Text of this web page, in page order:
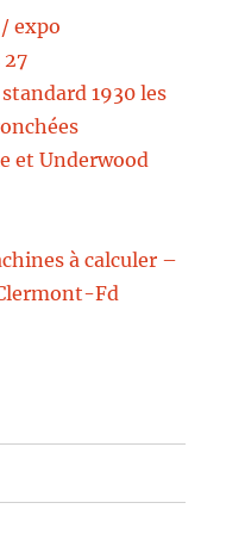
expo
1930 les
et Underwood
à calculer –
Fd